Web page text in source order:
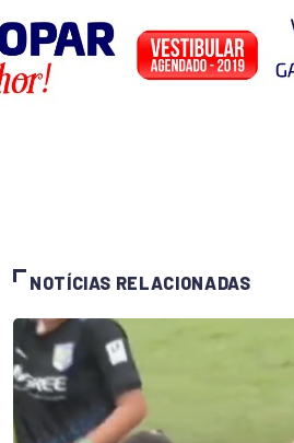
NOTÍCIAS RELACIONADAS